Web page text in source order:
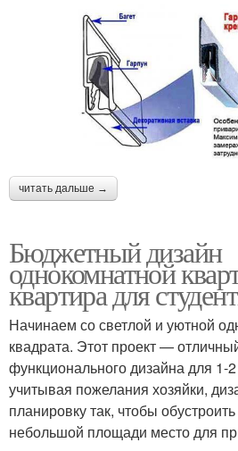
читать дальше →
Бюджетный дизайн
однокомнатной
квартира для
Начинаем со светлой и уютной
квадрата. Этот проект —
функционального дизайна для 1-
учитывая пожелания хозяйки,
планировку так, чтобы
небольшой площади место для